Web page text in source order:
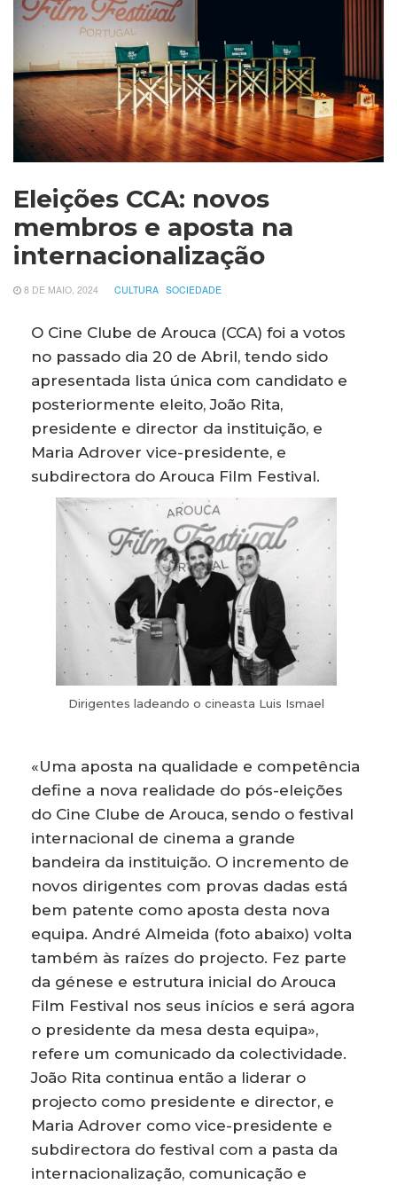
Eleições CCA: novos
membros e aposta na
internacionalização
8 DE MAIO, 2024 CULTURA SOCIEDADE
O Cine Clube de Arouca (CCA) foi a votos
no passado dia 20 de Abril, tendo sido
apresentada lista única com candidato e
posteriormente eleito, João Rita,
presidente e director da instituição, e
Maria Adrover vice-presidente, e
subdirectora do Arouca Film Festival.
Dirigentes ladeando o cineasta Luis Ismael
«Uma aposta na qualidade e competência
define a nova realidade do pós-eleições
do Cine Clube de Arouca, sendo o festival
internacional de cinema a grande
bandeira da instituição. O incremento de
novos dirigentes com provas dadas está
bem patente como aposta desta nova
equipa. André Almeida (foto abaixo) volta
também às raízes do projecto. Fez parte
da génese e estrutura inicial do Arouca
Film Festival nos seus inícios e será agora
o presidente da mesa desta equipa»,
refere um comunicado da colectividade.
João Rita continua então a liderar o
projecto como presidente e director, e
Maria Adrover como vice-presidente e
subdirectora do festival com a pasta da
internacionalização, comunicação e